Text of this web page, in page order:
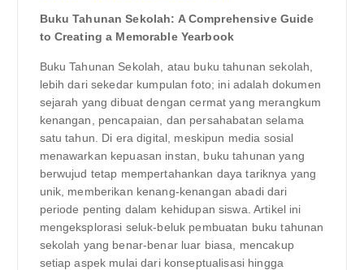
Buku Tahunan Sekolah: A Comprehensive Guide
to Creating a Memorable Yearbook
Buku Tahunan Sekolah, atau buku tahunan sekolah,
lebih dari sekedar kumpulan foto; ini adalah dokumen
sejarah yang dibuat dengan cermat yang merangkum
kenangan, pencapaian, dan persahabatan selama
satu tahun. Di era digital, meskipun media sosial
menawarkan kepuasan instan, buku tahunan yang
berwujud tetap mempertahankan daya tariknya yang
unik, memberikan kenang-kenangan abadi dari
periode penting dalam kehidupan siswa. Artikel ini
mengeksplorasi seluk-beluk pembuatan buku tahunan
sekolah yang benar-benar luar biasa, mencakup
setiap aspek mulai dari konseptualisasi hingga